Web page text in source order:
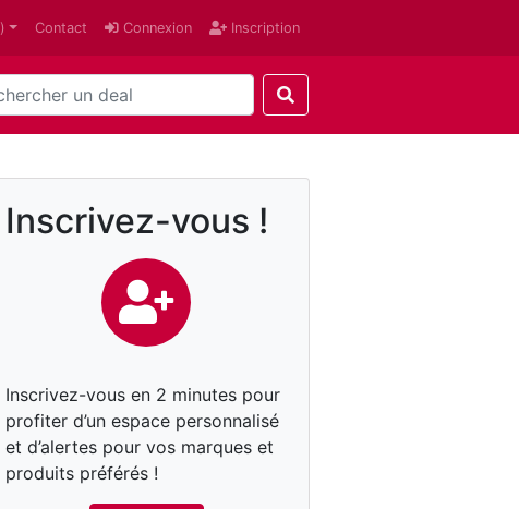
) Contact Connexion Inscription
Inscrivez-vous !
Inscrivez-vous en 2 minutes pour
profiter d’un espace personnalisé
et d’alertes pour vos marques et
produits préférés !